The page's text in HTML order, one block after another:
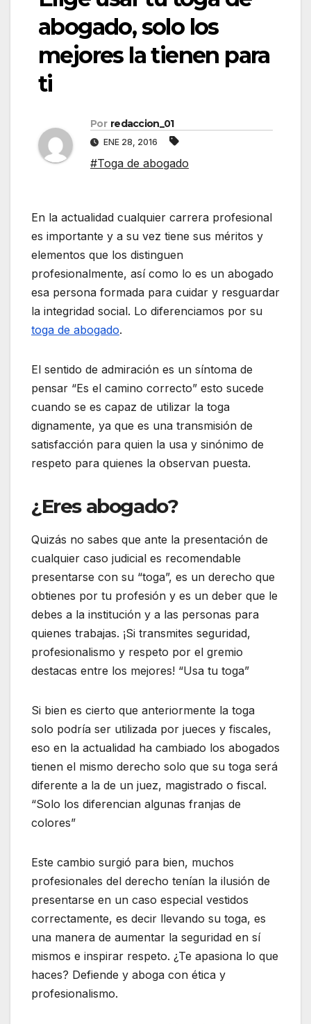
abogado, solo los
mejores la tienen para
ti
Por redaccion_01
ENE 28, 2016
#Toga de abogado
En la actualidad cualquier carrera profesional
es importante y a su vez tiene sus méritos y
elementos que los distinguen
profesionalmente, así como lo es un abogado
esa persona formada para cuidar y resguardar
la integridad social. Lo diferenciamos por su
toga de abogado.
El sentido de admiración es un síntoma de
pensar “Es el camino correcto” esto sucede
cuando se es capaz de utilizar la toga
dignamente, ya que es una transmisión de
satisfacción para quien la usa y sinónimo de
respeto para quienes la observan puesta.
¿Eres abogado?
Quizás no sabes que ante la presentación de
cualquier caso judicial es recomendable
presentarse con su “toga”, es un derecho que
obtienes por tu profesión y es un deber que le
debes a la institución y a las personas para
quienes trabajas. ¡Si transmites seguridad,
profesionalismo y respeto por el gremio
destacas entre los mejores! “Usa tu toga”
Si bien es cierto que anteriormente la toga
solo podría ser utilizada por jueces y fiscales,
eso en la actualidad ha cambiado los abogados
tienen el mismo derecho solo que su toga será
diferente a la de un juez, magistrado o fiscal.
“Solo los diferencian algunas franjas de
colores”
Este cambio surgió para bien, muchos
profesionales del derecho tenían la ilusión de
presentarse en un caso especial vestidos
correctamente, es decir llevando su toga, es
una manera de aumentar la seguridad en sí
mismos e inspirar respeto. ¿Te apasiona lo que
haces? Defiende y aboga con ética y
profesionalismo.